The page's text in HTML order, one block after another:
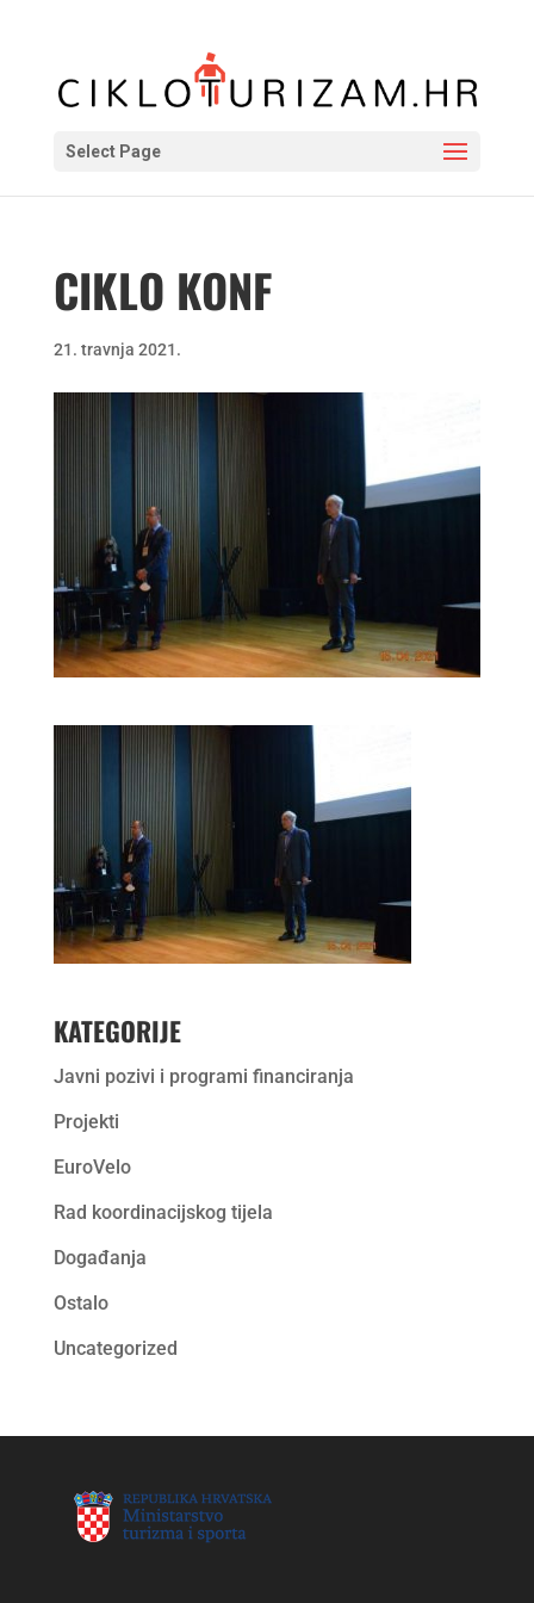
Select Page
CIKLO KONF
21. travnja 2021.
KATEGORIJE
Javni pozivi i programi financiranja
Projekti
EuroVelo
Rad koordinacijskog tijela
Događanja
Ostalo
Uncategorized